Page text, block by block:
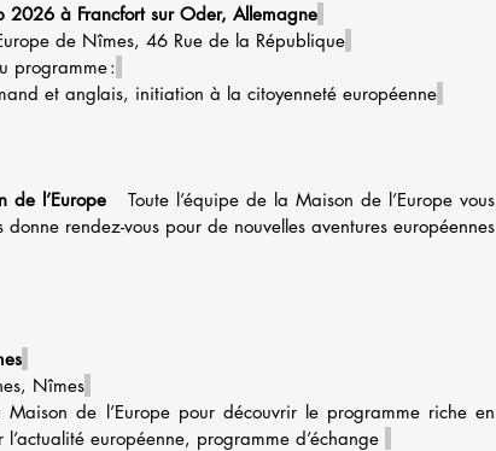
2026 à Francfort sur Oder, Allemagne
de Nîmes, 46 Rue de la République
programme :
et anglais, initiation à la citoyenneté européenne
de l’Europe
Toute l’équipe de la Maison de l’Europe vous
rendez-vous pour de nouvelles aventures européennes
Nîmes
Maison de l’Europe pour découvrir le programme riche en
européenne, programme d’échange